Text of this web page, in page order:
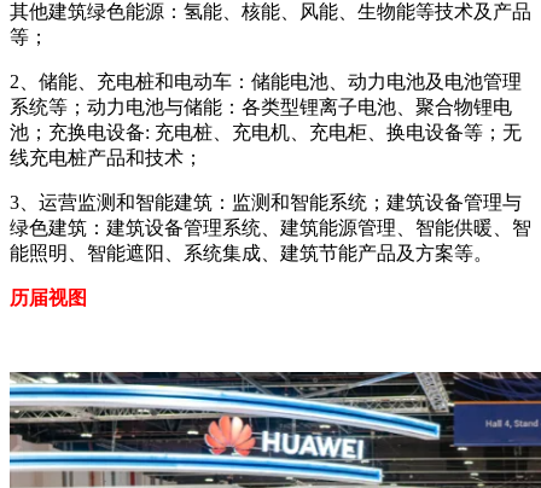
其他建筑绿色能源：氢能、核能、风能、生物能等技术及产品
等；
2、储能、充电桩和电动车：储能电池、动力电池及电池管理
系统等；动力电池与储能：各类型锂离子电池、聚合物锂电
池；充换电设备: 充电桩、充电机、充电柜、换电设备等；无
线充电桩产品和技术；
3、运营监测和智能建筑：监测和智能系统；建筑设备管理与
绿色建筑：建筑设备管理系统、建筑能源管理、智能供暖、智
能照明、智能遮阳、系统集成、建筑节能产品及方案等。
历届视图